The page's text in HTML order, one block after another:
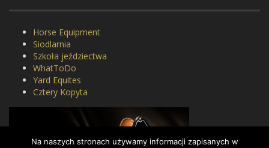
Horse Equipment
Siodlarnia
Szkoła jeździectwa
WhatToDo
Yard Equites
Cztery Kopyta
Na naszych stronach używamy informacji zapisanych w